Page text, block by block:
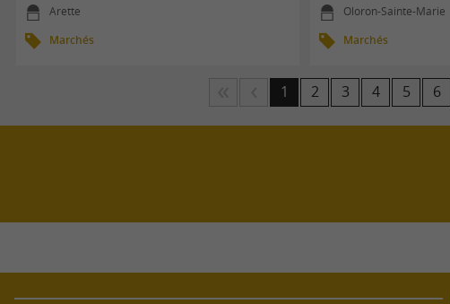
Arette
Marchés
Oloron-Sainte-Marie
Marchés
1 2 3 4 5 6